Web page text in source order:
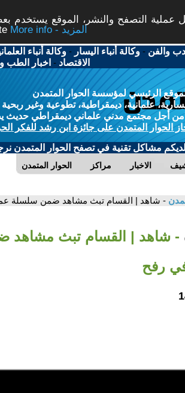
عملية التصفح والنشر، الموقع يستخدم
More info - المزيد
والفن -وكالة أنباء اليسار -وكالة أنباء
الاقتصاد - اخبار الطب
الرئيسي لمؤسسة الحوار المتمدن
علمانية، ديمقراطية، تطوعية وغير ربحية
أجل مجتمع مدني علماني ديمقراطي حديث
الحوار المتمدن على جائزة ابن رشد للفكر
لديكم مشاكل تقنية في تصفح الحوار المتمدن
الحوار المتمدن مراكز الاخبار
- شاهد | القسام تبث مشاهد ضمن سلسلة
- شاهد | القسام تبث مشاهد
رفح